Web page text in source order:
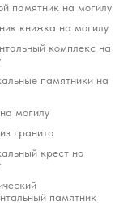
памятник на могилу
книжка на могилу
комплекс на
памятники на
могилу
гранита
крест на
памятник